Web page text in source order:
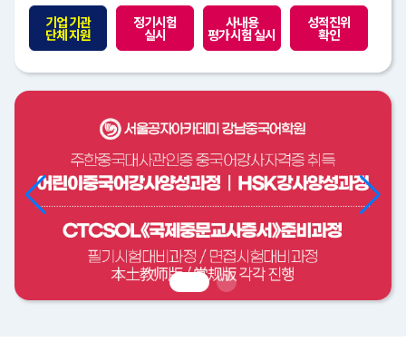
기업 기관
단체 지원
정기시험
실시
사내용
평가시험 실시
성적진위
확인